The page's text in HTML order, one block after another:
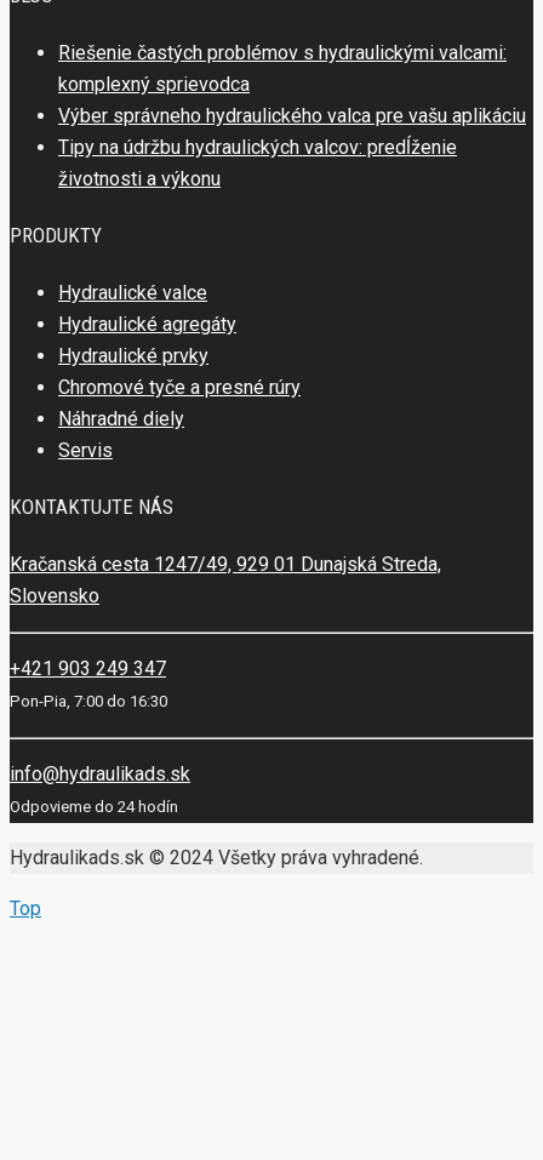
Riešenie častých problémov s hydraulickými valcami:
komplexný sprievodca
Výber správneho hydraulického valca pre vašu aplikáciu
Tipy na údržbu hydraulických valcov: predĺženie
životnosti a výkonu
PRODUKTY
Hydraulické valce
Hydraulické agregáty
Hydraulické prvky
Chromové tyče a presné rúry
Náhradné diely
Servis
KONTAKTUJTE NÁS
Kračanská cesta 1247/49, 929 01 Dunajská Streda,
Slovensko
+421 903 249 347
Pon-Pia, 7:00 do 16:30
info@hydraulikads.sk
Odpovieme do 24 hodín
Hydraulikads.sk © 2024 Všetky práva vyhradené.
Top